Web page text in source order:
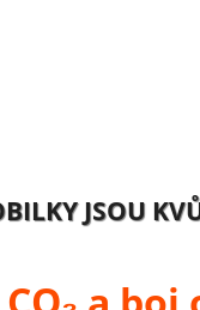
JSOU